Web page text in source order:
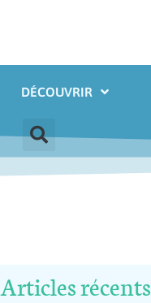
DÉCOUVRIR
Articles récents